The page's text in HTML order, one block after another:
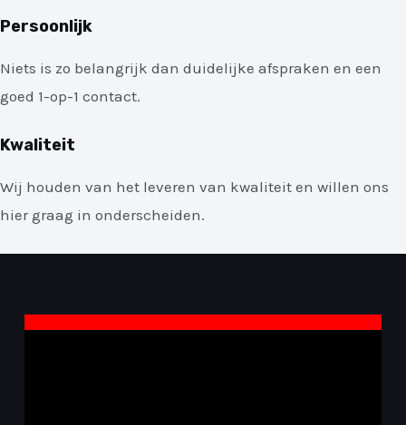
Persoonlijk
Niets is zo belangrijk dan duidelijke afspraken en een
goed 1-op-1 contact.
Kwaliteit
Wij houden van het leveren van kwaliteit en willen ons
hier graag in onderscheiden.